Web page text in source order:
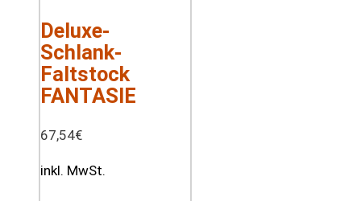
Deluxe-
Schlank-
Faltstock
FANTASIE
67,54€
inkl. MwSt.